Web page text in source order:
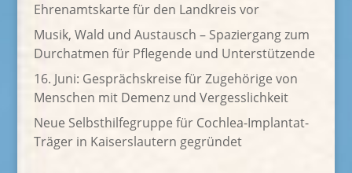
Ehrenamtskarte für den Landkreis vor
Musik, Wald und Austausch – Spaziergang zum
Durchatmen für Pflegende und Unterstützende
16. Juni: Gesprächskreise für Zugehörige von
Menschen mit Demenz und Vergesslichkeit
Neue Selbsthilfegruppe für Cochlea-Implantat-
Träger in Kaiserslautern gegründet